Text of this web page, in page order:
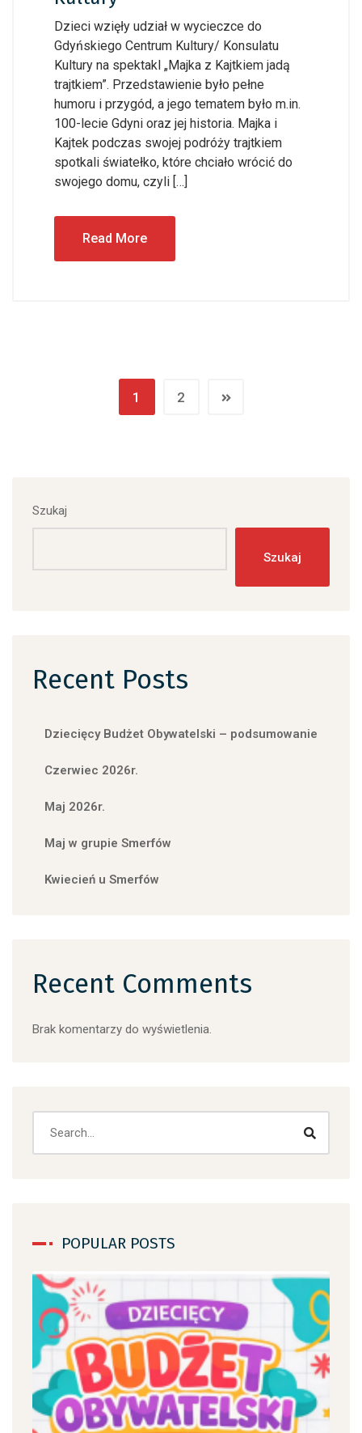
Dzieci wzięły udział w wycieczce do
Gdyńskiego Centrum Kultury/ Konsulatu
Kultury na spektakl „Majka z Kajtkiem jadą
trajtkiem”. Przedstawienie było pełne
humoru i przygód, a jego tematem było m.in.
100-lecie Gdyni oraz jej historia. Majka i
Kajtek podczas swojej podróży trajtkiem
spotkali światełko, które chciało wrócić do
swojego domu, czyli […]
Read More
1 2
Szukaj
Szukaj
Recent Posts
Dziecięcy Budżet Obywatelski – podsumowanie
Czerwiec 2026r.
Maj 2026r.
Maj w grupie Smerfów
Kwiecień u Smerfów
Recent Comments
Brak komentarzy do wyświetlenia.
POPULAR POSTS